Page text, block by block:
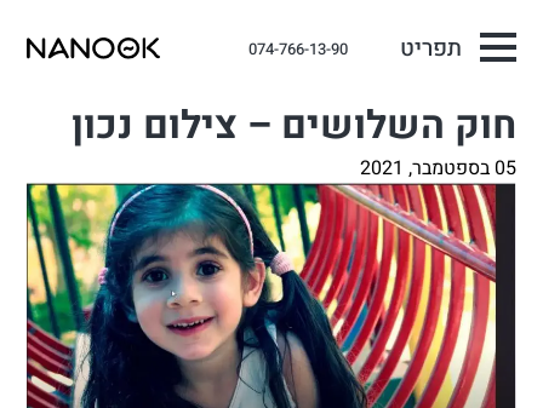
תפריט 074-766-13-90
חוק השלושים – צילום נכון
05 בספטמבר, 2021